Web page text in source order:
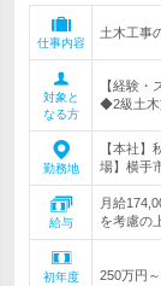
仕事内容
土木工事
対象と
なる方
【経験
◆2級土木
勤務地
【本社
場】横手
給与
月給
を考慮の
初年度
250万円